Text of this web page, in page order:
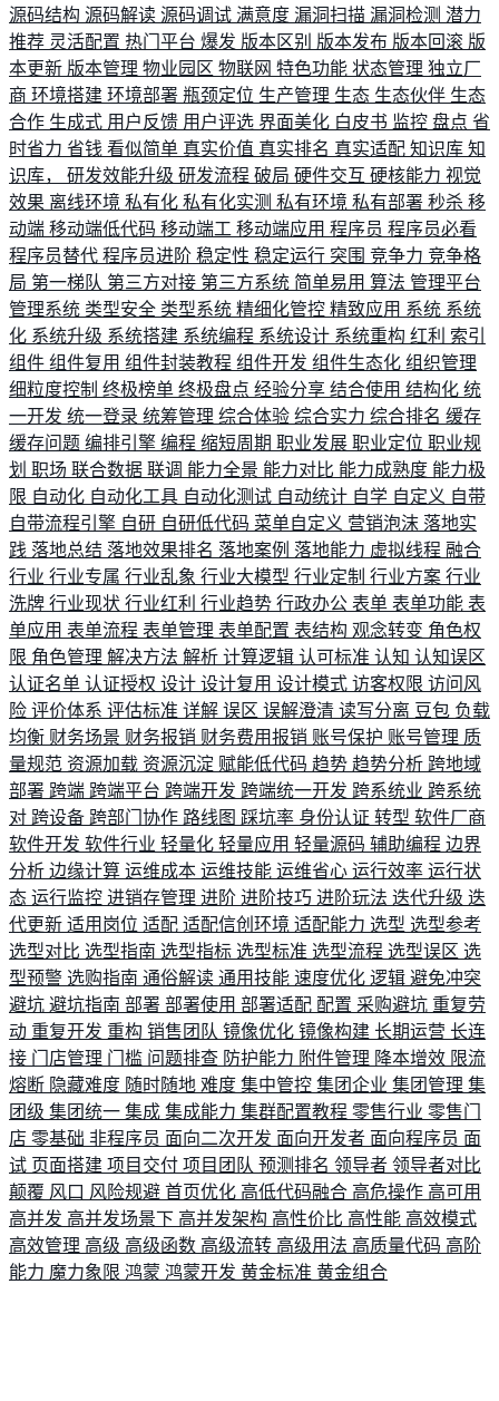
源码结构 源码解读 源码调试 满意度 漏洞扫描 漏洞检测 潜力
推荐 灵活配置 热门平台 爆发 版本区别 版本发布 版本回滚 版
本更新 版本管理 物业园区 物联网 特色功能 状态管理 独立厂
商 环境搭建 环境部署 瓶颈定位 生产管理 生态 生态伙伴 生态
合作 生成式 用户反馈 用户评选 界面美化 白皮书 监控 盘点 省
时省力 省钱 看似简单 真实价值 真实排名 真实适配 知识库 知
识库， 研发效能升级 研发流程 破局 硬件交互 硬核能力 视觉
效果 离线环境 私有化 私有化实测 私有环境 私有部署 秒杀 移
动端 移动端低代码 移动端工 移动端应用 程序员 程序员必看
程序员替代 程序员进阶 稳定性 稳定运行 突围 竞争力 竞争格
局 第一梯队 第三方对接 第三方系统 简单易用 算法 管理平台
管理系统 类型安全 类型系统 精细化管控 精致应用 系统 系统
化 系统升级 系统搭建 系统编程 系统设计 系统重构 红利 索引
组件 组件复用 组件封装教程 组件开发 组件生态化 组织管理
细粒度控制 终极榜单 终极盘点 经验分享 结合使用 结构化 统
一开发 统一登录 统筹管理 综合体验 综合实力 综合排名 缓存
缓存问题 编排引擎 编程 缩短周期 职业发展 职业定位 职业规
划 职场 联合数据 联调 能力全景 能力对比 能力成熟度 能力极
限 自动化 自动化工具 自动化测试 自动统计 自学 自定义 自带
自带流程引擎 自研 自研低代码 菜单自定义 营销泡沫 落地实
践 落地总结 落地效果排名 落地案例 落地能力 虚拟线程 融合
行业 行业专属 行业乱象 行业大模型 行业定制 行业方案 行业
洗牌 行业现状 行业红利 行业趋势 行政办公 表单 表单功能 表
单应用 表单流程 表单管理 表单配置 表结构 观念转变 角色权
限 角色管理 解决方法 解析 计算逻辑 认可标准 认知 认知误区
认证名单 认证授权 设计 设计复用 设计模式 访客权限 访问风
险 评价体系 评估标准 详解 误区 误解澄清 读写分离 豆包 负载
均衡 财务场景 财务报销 财务费用报销 账号保护 账号管理 质
量规范 资源加载 资源沉淀 赋能低代码 趋势 趋势分析 跨地域
部署 跨端 跨端平台 跨端开发 跨端统一开发 跨系统业 跨系统
对 跨设备 跨部门协作 路线图 踩坑率 身份认证 转型 软件厂商
软件开发 软件行业 轻量化 轻量应用 轻量源码 辅助编程 边界
分析 边缘计算 运维成本 运维技能 运维省心 运行效率 运行状
态 运行监控 进销存管理 进阶 进阶技巧 进阶玩法 迭代升级 迭
代更新 适用岗位 适配 适配信创环境 适配能力 选型 选型参考
选型对比 选型指南 选型指标 选型标准 选型流程 选型误区 选
型预警 选购指南 通俗解读 通用技能 速度优化 逻辑 避免冲突
避坑 避坑指南 部署 部署使用 部署适配 配置 采购避坑 重复劳
动 重复开发 重构 销售团队 镜像优化 镜像构建 长期运营 长连
接 门店管理 门槛 问题排查 防护能力 附件管理 降本增效 限流
熔断 隐藏难度 随时随地 难度 集中管控 集团企业 集团管理 集
团级 集团统一 集成 集成能力 集群配置教程 零售行业 零售门
店 零基础 非程序员 面向二次开发 面向开发者 面向程序员 面
试 页面搭建 项目交付 项目团队 预测排名 领导者 领导者对比
颠覆 风口 风险规避 首页优化 高低代码融合 高危操作 高可用
高并发 高并发场景下 高并发架构 高性价比 高性能 高效模式
高效管理 高级 高级函数 高级流转 高级用法 高质量代码 高阶
能力 魔力象限 鸿蒙 鸿蒙开发 黄金标准 黄金组合